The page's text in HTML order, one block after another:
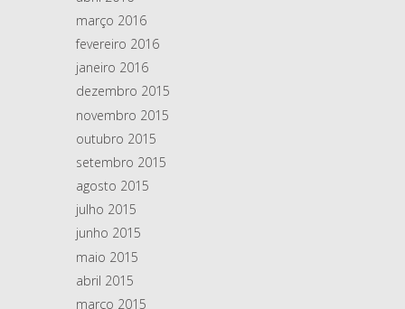
março 2016
fevereiro 2016
janeiro 2016
dezembro 2015
novembro 2015
outubro 2015
setembro 2015
agosto 2015
julho 2015
junho 2015
maio 2015
abril 2015
março 2015